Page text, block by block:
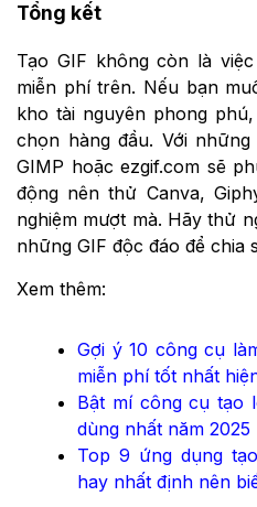
Tổng kết
Tạo GIF không còn là
miễn phí trên. Nếu bạn
kho tài nguyên phong
chọn hàng đầu. Với
GIMP hoặc ezgif.com sẽ
động nên thử Canva,
nghiệm mượt mà. Hãy thử
những GIF độc đáo để chia
Xem thêm:
Gợi ý 10 công cụ
miễn phí tốt nhất
Bật mí công cụ tạo
dùng nhất năm 2025
Top 9 ứng dụng
hay nhất định nên